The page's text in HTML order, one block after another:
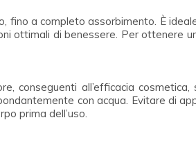
fino a completo assorbimento. È
ottimali di benessere. Per ottenere
conseguenti all’efficacia
con acqua. Evitare di
prima dell’uso.